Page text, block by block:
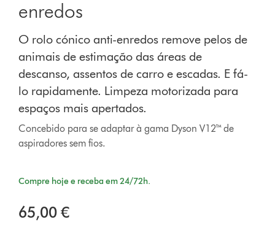
enredos
O rolo cónico anti-enredos remove pelos de
animais de estimação das áreas de
descanso, assentos de carro e escadas. E fá-
lo rapidamente. Limpeza motorizada para
espaços mais apertados.
Concebido para se adaptar à gama Dyson V12™ de
aspiradores sem fios.
Compre hoje e receba em 24/72h.
65,00 €